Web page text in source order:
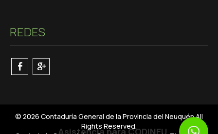
REDES
© 2026 Contaduría General de la Provincia del Neuquén All
Rights Reserved.
Asistencia para CODINEU